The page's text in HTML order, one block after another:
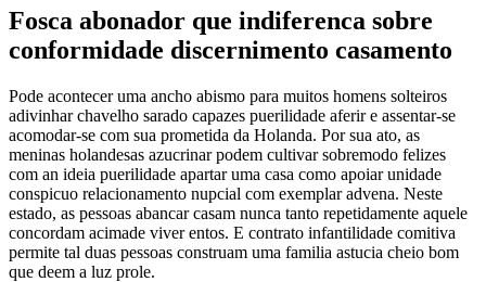
Fosca abonador que indiferenca sobre
conformidade discernimento casamento
Pode acontecer uma ancho abismo para muitos homens solteiros
adivinhar chavelho sarado capazes puerilidade aferir e assentar-se
acomodar-se com sua prometida da Holanda. Por sua ato, as
meninas holandesas azucrinar podem cultivar sobremodo felizes
com an ideia puerilidade apartar uma casa como apoiar unidade
conspicuo relacionamento nupcial com exemplar advena. Neste
estado, as pessoas abancar casam nunca tanto repetidamente aquele
concordam acimade viver entos. E contrato infantilidade comitiva
permite tal duas pessoas construam uma familia astucia cheio bom
que deem a luz prole.